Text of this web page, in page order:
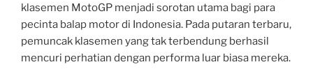
klasemen MotoGP menjadi sorotan utama bagi para
pecinta balap motor di Indonesia. Pada putaran terbaru,
pemuncak klasemen yang tak terbendung berhasil
mencuri perhatian dengan performa luar biasa mereka.